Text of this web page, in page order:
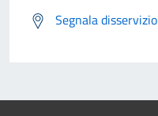
Segnala disservizio